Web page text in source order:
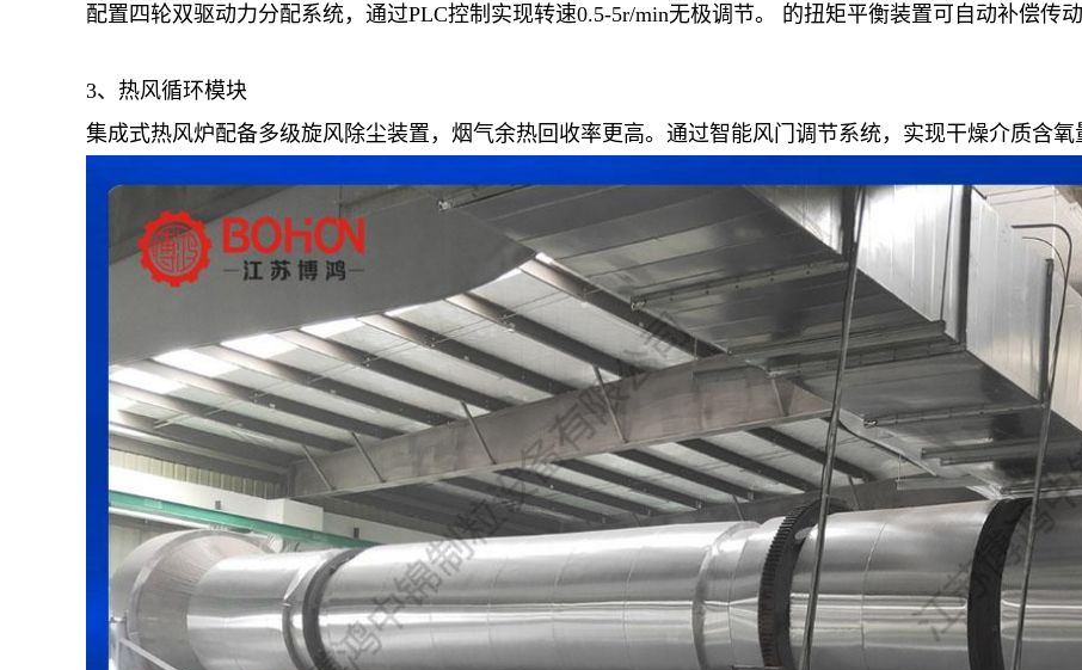
配置四轮双驱动力分配系统，通过PLC控制实现转速0.5-5r/min无极调节。 的扭矩平衡装置可自动补偿传
3、热风循环模块
集成式热风炉配备多级旋风除尘装置，烟气余热回收率更高。通过智能风门调节系统，实现干燥介质含氧